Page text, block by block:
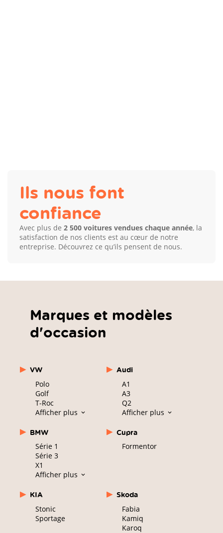
Ils nous font
confiance
Avec plus de2 500 voitures vendues chaque année, la
satisfaction de nos clients est au cœur de notre
entreprise. Découvrez ce qu’ils pensent de nous.
Marques et modèles
d'occasion
VW
Polo
Golf
T-Roc
Afficher plus
Audi
A1
A3
Q2
Afficher plus
BMW
Série 1
Série 3
X1
Afficher plus
Cupra
Formentor
KIA
Stonic
Sportage
Skoda
Fabia
Kamiq
Karoq